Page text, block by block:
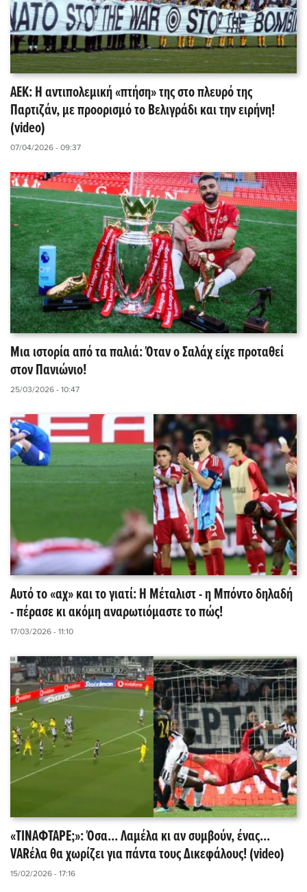
ΑΕΚ: Η αντιπολεμική «πτήση» της στο πλευρό της
Παρτιζάν, με προορισμό το Βελιγράδι και την ειρήνη!
(video)
07/04/2026 - 09:37
Μια ιστορία από τα παλιά: Όταν ο Σαλάχ είχε προταθεί
στον Πανιώνιο!
25/03/2026 - 10:47
Αυτό το «αχ» και το γιατί: Η Μέταλιστ - η Μπόντo δηλαδή
- πέρασε κι ακόμη αναρωτιόμαστε το πώς!
17/03/2026 - 11:10
«ΤΙΝΑΦΤΑΡΕ;»: Όσα... Λαμέλα κι αν συμβούν, ένας...
VARέλα θα χωρίζει για πάντα τους Δικεφάλους! (video)
15/02/2026 - 17:16